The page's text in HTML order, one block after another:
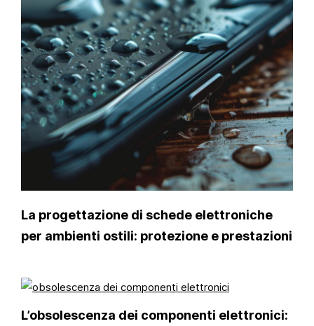
La progettazione di schede elettroniche
per ambienti ostili: protezione e prestazioni
L’obsolescenza dei componenti elettronici: